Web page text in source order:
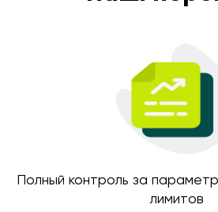
Полный контроль за
лимитов